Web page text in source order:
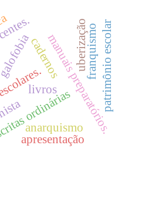
ordinárias
cadernos
manuais preparatórios.
anarquismo
patrimônio escolar
uberizaçãofranquismo
apresentação
livros